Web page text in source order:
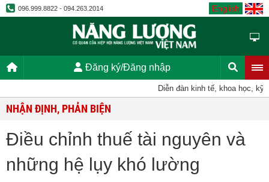
096.999.8822 - 094.263.2014 English
Đăng ký/Đăng nhập
Diễn đàn kinh tế, khoa học, kỹ
NHẬN ĐỊNH, PHẢN BIỆN
Điều chỉnh thuế tài nguyên và
những hệ lụy khó lường